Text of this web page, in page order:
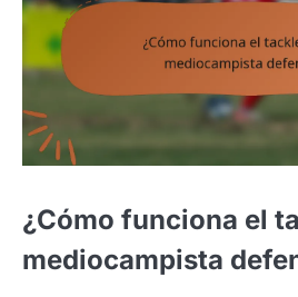
¿Cómo funciona el
mediocampista